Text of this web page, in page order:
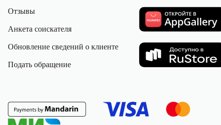
Отзывы
Анкета соискателя
Обновление сведений о клиенте
Подать обращение